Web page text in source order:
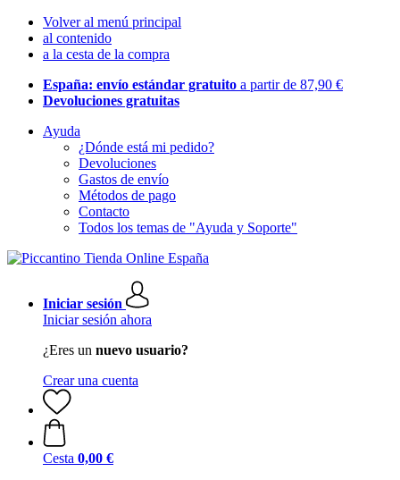
Volver al menú principal
al contenido
a la cesta de la compra
España: envío estándar gratuito a partir de 87,90 €
Devoluciones gratuitas
Ayuda
¿Dónde está mi pedido?
Devoluciones
Gastos de envío
Métodos de pago
Contacto
Todos los temas de "Ayuda y Soporte"
Iniciar sesión
Iniciar sesión ahora
¿Eres un nuevo usuario?
Crear una cuenta
Cesta 0,00 €